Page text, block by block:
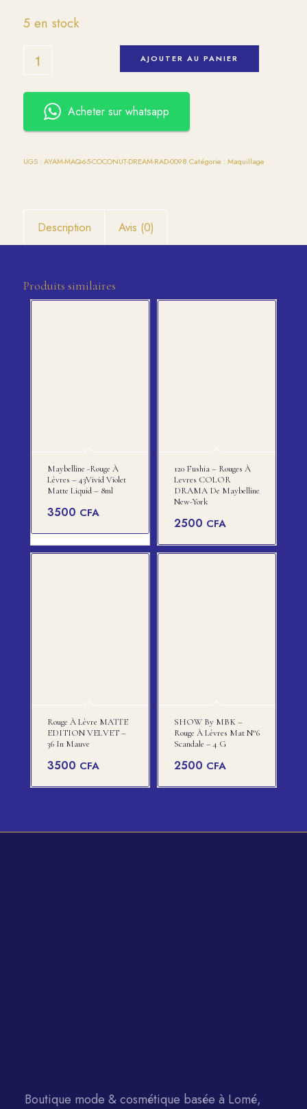
5 en stock
AJOUTER AU PANIER
Acheter sur whatsapp
UGS : AYAM-MAQ-65-COCONUT-DREAM-RAD-0098 Catégorie : Maquillage
Description Avis (0)
Produits similaires
Maybelline -rouge À
Lèvres – 43Vivid Violet
Matte Liquid – 8ml
3500 CFA
120 Fushia – Rouges À
Levres COLOR
DRAMA De Maybelline
New-York
2500 CFA
Rouge À Lèvre MATTE
EDITION VELVET –
36 In Mauve
3500 CFA
SHOW By MBK –
Rouge À Lèvres Mat N°6
Scandale – 4 G
2500 CFA
Boutique mode & cosmétique basée à Lomé,